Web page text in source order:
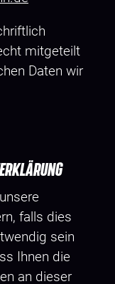
mitgeteilt
Daten wir
falls dies
sein
Ihnen die
an dieser